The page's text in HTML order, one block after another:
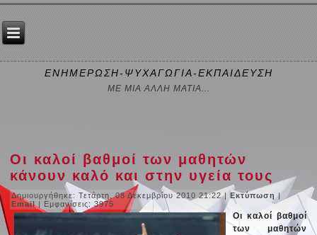
ΕΝΗΜΕΡΩΣΗ-ΨΥΧΑΓΩΓΙΑ-ΕΚΠΑΙΔΕΥΣΗ
ΜΕ ΜΙΑ ΑΛΛΗ ΜΑΤΙΑ...
Οι καλοί βαθμοί των μαθητών
κάνουν καλό και στην υγεία τους
Δημιουργήθηκε: Τετάρτη, 08 Δεκεμβρίου 2010 21:22|Εκτύπωση|
Email | Εμφανίσεις: 3975
Οι καλοί βαθμοί
των μαθητών